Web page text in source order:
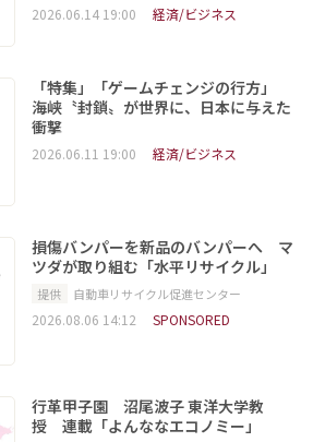
2026.06.14 19:00 経済/ビジネス
「特集」「ゲームチェンジの行方」
海峡〝封鎖〟が世界に、日本に与えた
衝撃
2026.06.11 19:00 経済/ビジネス
損傷バンパーを新品のバンパーへ マ
ツダが取り組む「水平リサイクル」
提供 自動車リサイクル促進センター
2026.08.06 14:12 SPONSORED
行革甲子園 沼尾波子 東洋大学教
授 連載「よんななエコノミー」